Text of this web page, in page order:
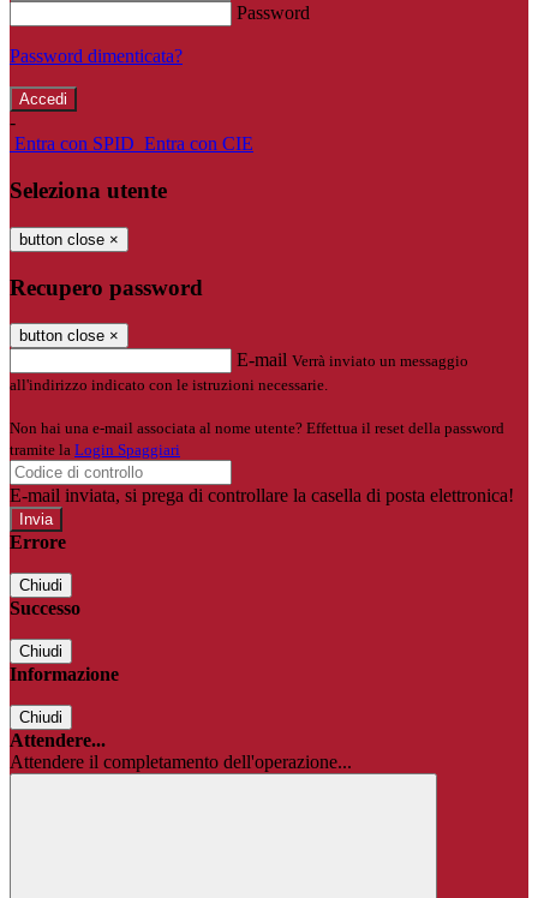
Password
Password dimenticata?
-
Entra con SPID Entra con CIE
Seleziona utente
button close ×
Recupero password
button close ×
E-mail Verrà inviato un messaggio
all'indirizzo indicato con le istruzioni necessarie.
Non hai una e-mail associata al nome utente? Effettua il reset della password
tramite la Login Spaggiari
E-mail inviata, si prega di controllare la casella di posta elettronica!
Errore
Chiudi
Successo
Chiudi
Informazione
Chiudi
Attendere...
Attendere il completamento dell'operazione...